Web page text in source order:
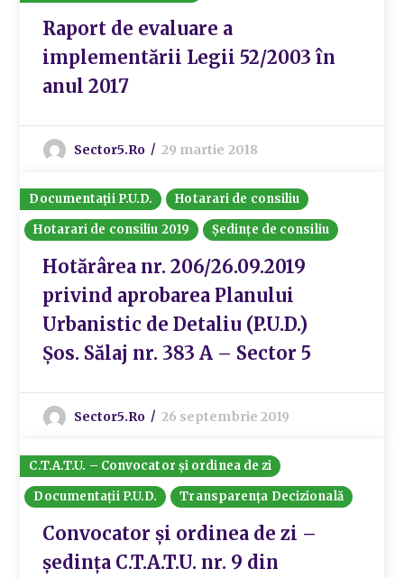
Raport de evaluare a
implementării Legii 52/2003 în
anul 2017
Sector5.ro 29 martie 2018
Documentații P.U.D.
Hotarari de consiliu
Hotarari de consiliu 2019
Ședințe de consiliu
Hotărârea nr. 206/26.09.2019
privind aprobarea Planului
Urbanistic de Detaliu (P.U.D.)
Șos. Sălaj nr. 383 A – Sector 5
Sector5.ro 26 septembrie 2019
C.T.A.T.U. – Convocator și ordinea de zi
Documentații P.U.D.
Transparența Decizională
Convocator și ordinea de zi –
ședința C.T.A.T.U. nr. 9 din